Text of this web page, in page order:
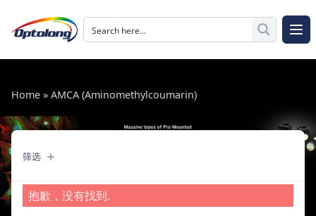
The Logo of Optolong Optics Co., Ltd.
打
Home » AMCA (Aminomethylcoumarin)
筛选
筛选
抱歉，没有找到.